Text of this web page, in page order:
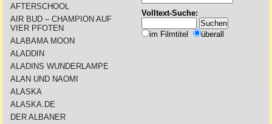
AFTERSCHOOL
AIR BUD – CHAMPION AUF
VIER PFOTEN
ALABAMA MOON
ALADDIN
ALADINS WUNDERLAMPE
ALAN UND NAOMI
ALASKA
ALASKA.DE
DER ALBANER
Volltext-Suche:
im Filmtitel überall